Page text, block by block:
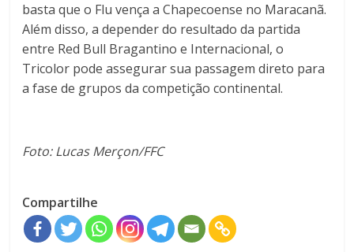
basta que o Flu vença a Chapecoense no Maracanã.
Além disso, a depender do resultado da partida
entre Red Bull Bragantino e Internacional, o
Tricolor pode assegurar sua passagem direto para
a fase de grupos da competição continental.
Foto: Lucas Merçon/FFC
Compartilhe